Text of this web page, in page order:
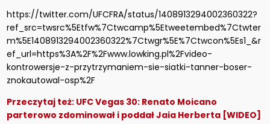
https://twitter.com/UFCFRA/status/1408913294002360322?
ref_src=twsrc%5Etfw%7Ctwcamp%5Etweetembed%7Ctwter
m%5E1408913294002360322%7Ctwgr%5E%7Ctwcon%5Es1_&r
ef_url=https%3A%2F%2Fwww.lowking.pl%2Fvideo-
kontrowersje-z-przytrzymaniem-sie-siatki-tanner-boser-
znokautowal-osp%2F
Przeczytaj też: UFC Vegas 30: Renato Moicano
parterowo zdominował i poddał Jaia Herberta [WIDEO]